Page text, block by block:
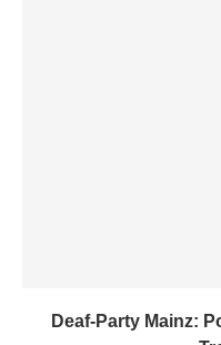
Deaf-Party Mainz: